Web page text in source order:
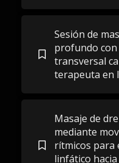
Sesión de
profundo con
transversal
terapeuta en
Masaje de
mediante
rítmicos para
linfático